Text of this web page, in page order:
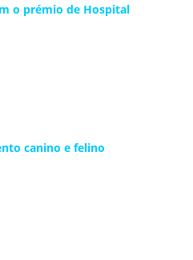
o prémio de Hospital
canino e felino